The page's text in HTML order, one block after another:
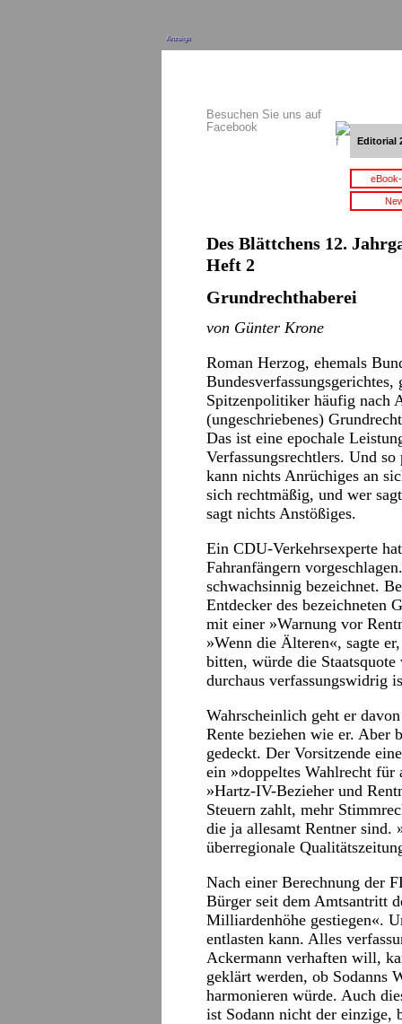
Anzeige
Besuchen Sie uns auf
Facebook
Editorial
Des Blättchens 12.
Heft 2
Grundrechthaberei
von Günter Krone
Roman Herzog, ehemals
Spitzenpolitiker häufig nach
(ungeschriebenes)
Das ist eine epochale
Verfassungsrechtlers. Und
kann nichts Anrüchiges an
sich rechtmäßig, und wer
sagt nichts Anstößiges.
Ein CDU-Verkehrsexperte
Fahranfängern
schwachsinnig bezeichnet.
Entdecker des bezeichneten
mit einer »Warnung vor
»Wenn die Älteren«, sagte
bitten, würde die
durchaus verfassungswidrig
Wahrscheinlich geht er
Rente beziehen wie er. Aber
gedeckt. Der Vorsitzende
ein »doppeltes Wahlrecht
»Hartz-IV-Bezieher und
Steuern zahlt, mehr
die ja allesamt Rentner
überregionale
Nach einer Berechnung der
Bürger seit dem Amtsantritt
Milliardenhöhe gestiegen«.
entlasten kann. Alles
Ackermann verhaften will,
geklärt werden, ob Sodanns
harmonieren würde. Auch
ist Sodann nicht der einzige,